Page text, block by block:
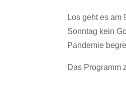
Los geht es am
Sonntag kein
Pandemie
Das Programm